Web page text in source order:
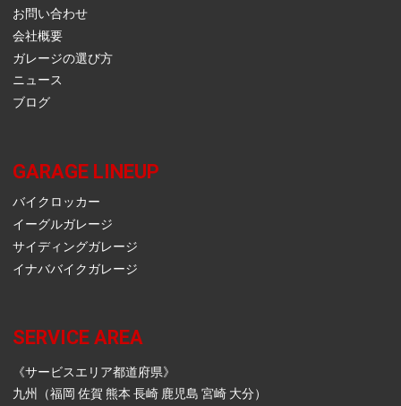
お問い合わせ
会社概要
ガレージの選び方
ニュース
ブログ
GARAGE LINEUP
バイクロッカー
イーグルガレージ
サイディングガレージ
イナババイクガレージ
SERVICE AREA
《サービスエリア都道府県》
九州（福岡 佐賀 熊本 長崎 鹿児島 宮崎 大分）